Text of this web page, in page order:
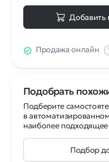
Добавить
Продажа онлайн
Подобрать
Подберите
в
наиболее
Подбор